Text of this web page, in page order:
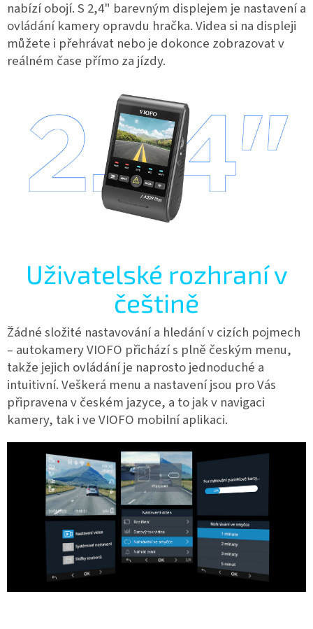
nabízí obojí. S 2,4" barevným displejem je nastavení a
ovládání kamery opravdu hračka. Videa si na displeji
můžete i přehrávat nebo je dokonce zobrazovat v
reálném čase přímo za jízdy.
Uživatelské rozhraní v
češtině
Žádné složité nastavování a hledání v cizích pojmech
– autokamery VIOFO přichází s plně českým menu,
takže jejich ovládání je naprosto jednoduché a
intuitivní. Veškerá menu a nastavení jsou pro Vás
připravena v českém jazyce, a to jak v navigaci
kamery, tak i ve VIOFO mobilní aplikaci.